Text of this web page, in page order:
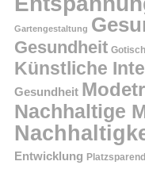
Gartengestaltung
Gesundheit
Künstliche
Gesundheit
Nachhaltige
Entwicklung